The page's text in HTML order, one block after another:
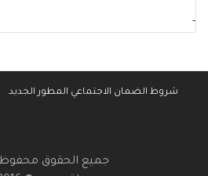
-
شروط الضمان الاجتماعي المطور الجديد
جميع الحقوق